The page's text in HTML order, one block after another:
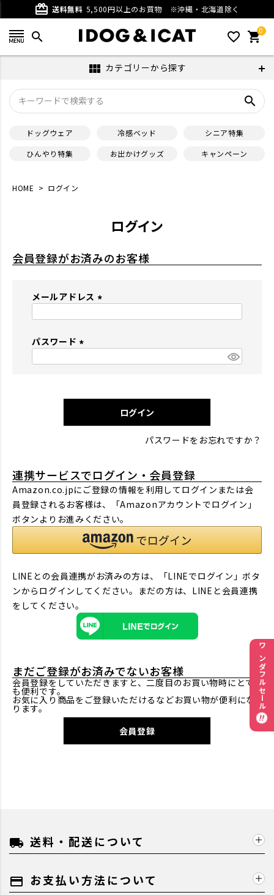
card_giftcard 送料無料 5,500円以上のお買物 ※沖縄・北海道除く
search favorite_outline 0
shopping_cart
view_module カテゴリーから探す
search
ドッグウェア 冷感ベッド
シニア特集
ひんやり特集
お出かけグッズ キャンペーン
HOME ログイン
ログイン
会員登録がお済みのお客様
メールアドレス
パスワード
)
ログイン
パスワードをお忘れですか？
連携サービスでログイン・会員登録
Amazon.co.jpにご登録の情報を利用してログインまたは会
員登録されるお客様は、「Amazonアカウントでログイン」
ボタンよりお進みください。
LINEとの会員連携がお済みの方は、「LINEでログイン」ボタ
ンからログインしてください。まだの方は、 LINEと会員連携
をしてください。
まだご登録がお済みでないお客様
会員登録をしていただきますと、二度目のお買い物時にとて
も便利です。
お気に入り商品をご登録いただけるなどお買い物が便利にな
ります。
会員登録
local_shipping 送料・配送について
payment お支払い方法について
ワンダフルセール